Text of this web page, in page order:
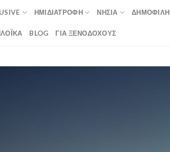
ΗΜΙΔΙΑΤΡΟΦΉ ΝΗΣΙΆ ΔΗΜΟΦΙΛΉ
BLOG ΓΙΑ ΞΕΝΟΔΟΧΟΥΣ